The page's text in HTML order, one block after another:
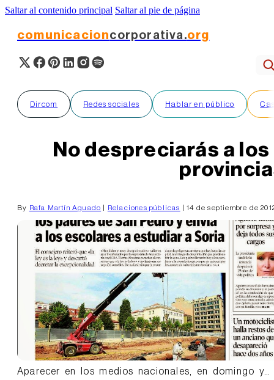
Saltar al contenido principal Saltar al pie de página
comunicacioncorporativa.org
Dircom Redes sociales Hablar en público
No despreciarás a
By Rafa Martín Aguado Relaciones públicas | 14 de septiembre de
Aparecer en los medios nacionales, en domingo y…